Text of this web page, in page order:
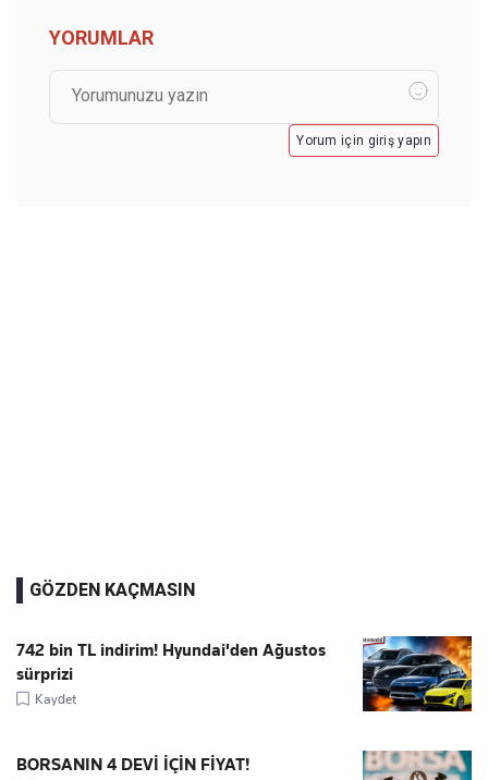
YORUMLAR
Yorum için giriş yapın
GÖZDEN KAÇMASIN
742 bin TL indirim! Hyundai'den Ağustos
sürprizi
Kaydet
BORSANIN 4 DEVİ İÇİN FİYAT!